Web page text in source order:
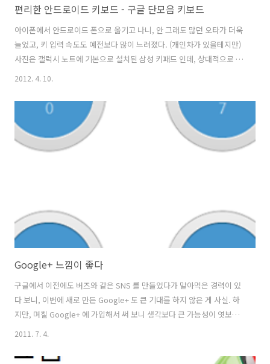
편리한 안드로이드 키보드 - 구글 단모음 키보드
아이폰에서 안드로이드 폰으로 옮기고 나니, 안 그래도 많던 오타가 더욱
늘었고, 키 입력 속도도 예전보다 많이 느려졌다. (개인차가 있을테지만)
사진은 갤럭시 노트에 기본으로 설치된 삼성 키패드 인데, 상대적으로 큰
갤럭시 노트이다 보니, 상단에 숫자키보드까지 나열되어 숫자키 전환 없
페이스 바가 너무 좁다. 가장 많이 누르게 되는 스페이스 바가 작다 보니
실수로 "." 을 클릭하는 경우도 많고, 한/영 키를 누르는 경우도 있고, 심
지어 펜 입력 방식을 누르기도 한다. 아이폰에서 지원하던, 두 번 클릭 쌍
자음이 지원되지 않는다. 아이폰 같은 경우 Shift 키를 누를 필요 없이
2012. 4. 10.
Google+ 느낌이 좋다
구글에서 이전에도 버즈와 같은 SNS 를 만들었다가 말아먹은 경력이 있
다 보니, 이번에 새로 만든 Google+ 도 큰 기대를 하지 않은 게 사실. 하
지만, 며칠 Google+ 에 가입해서 써 보니 생각보다 큰 가능성이 엿보인
를 들면 회사 사람들 – 에게 선택적으로 보여졌음 하는 점이었다. 구글 서
2011. 7. 4.